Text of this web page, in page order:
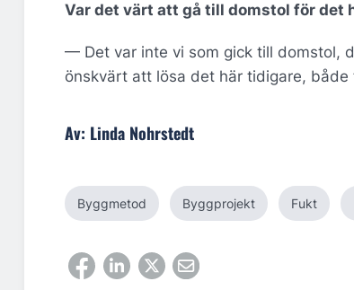
Var det värt att gå till domstol för det
— Det var inte vi som gick till domstol,
önskvärt att lösa det här tidigare,
Av: Linda Nohrstedt
Byggmetod Byggprojekt Fukt